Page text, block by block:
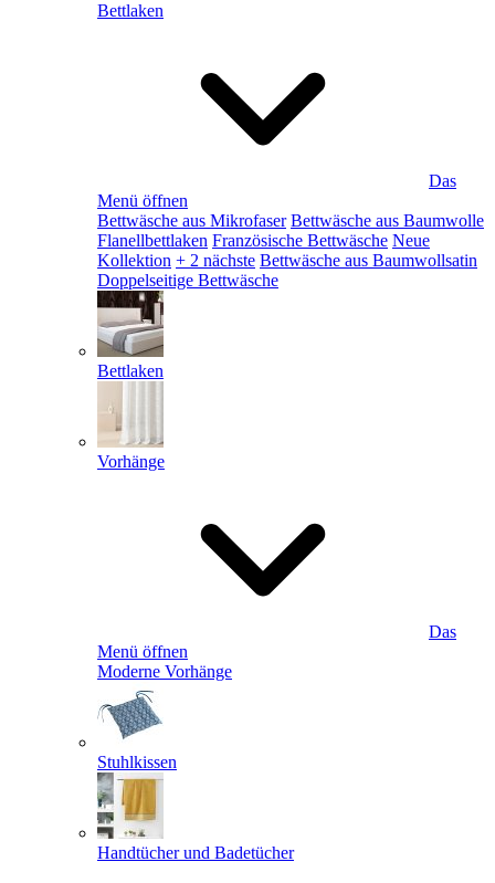
Bettlaken
Das
Menü öffnen
Bettwäsche aus Mikrofaser Bettwäsche aus Baumwolle
Flanellbettlaken Französische Bettwäsche Neue
Kollektion + 2 nächste Bettwäsche aus Baumwollsatin
Doppelseitige Bettwäsche
Bettlaken
Vorhänge
Das
Menü öffnen
Moderne Vorhänge
Stuhlkissen
Handtücher und Badetücher